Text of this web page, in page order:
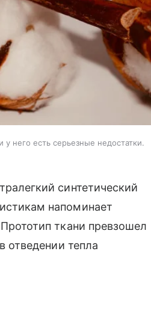
него есть серьезные недостатки.
синтетический
напоминает
ткани превзошел
отведении тепла